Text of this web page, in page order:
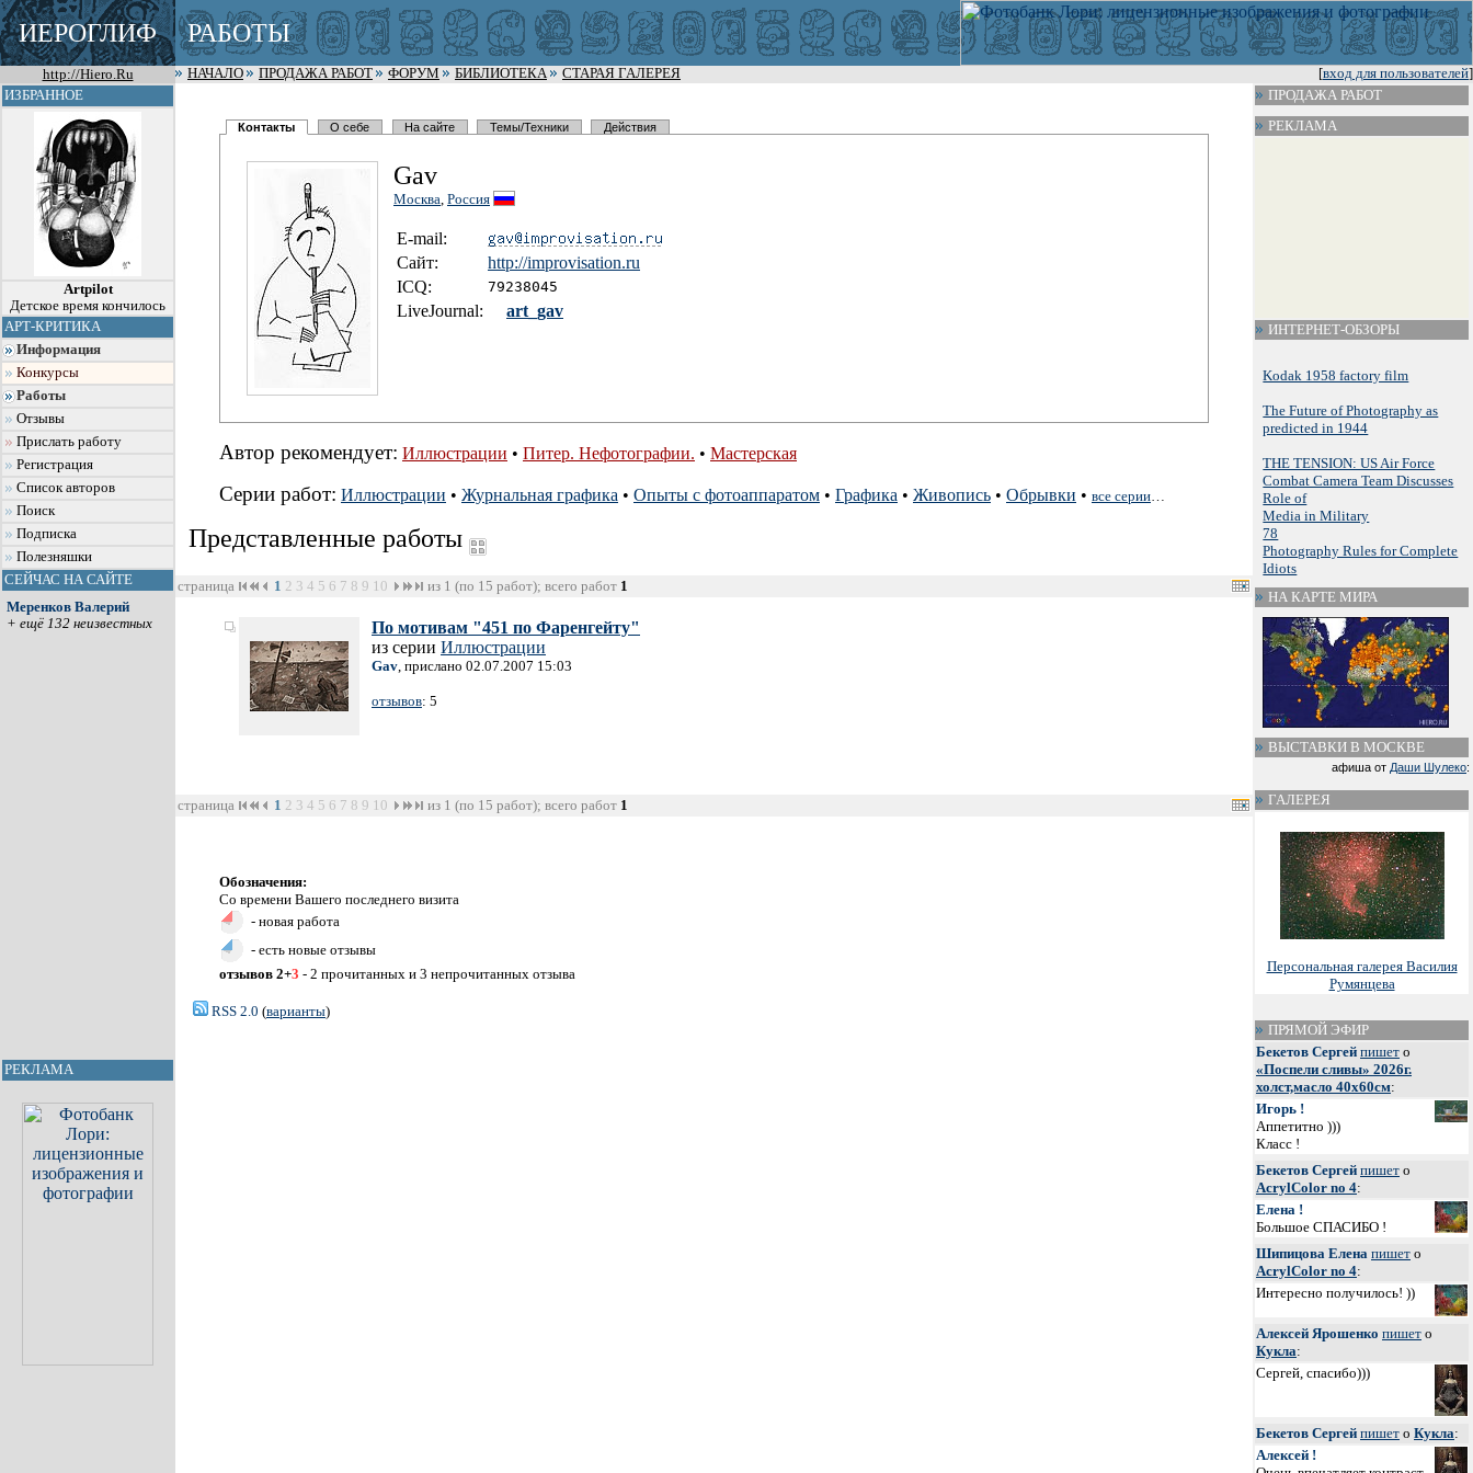
ИЕРОГЛИФ РАБОТЫ
http://Hiero.Ru [вход для пользователей]
НАЧАЛО ПРОДАЖА РАБОТ ФОРУМ БИБЛИОТЕКА
СТАРАЯ ГАЛЕРЕЯ
ИЗБРАННОЕ
Artpilot
Детское время кончилось
АРТ-КРИТИКА
Информация
Конкурсы
Работы
Отзывы
Прислать работу
Регистрация
Список авторов
Поиск
Подписка
Полезняшки
СЕЙЧАС НА САЙТЕ
Меренков Валерий
+ ещё 132 неизвестных
РЕКЛАМА
Контакты О себе На сайте Темы/Техники Действия
Gav
Москва, Россия
E-mail:
Сайт:
http://improvisation.ru
ICQ: 79238045
LiveJournal: art_gav
Автор рекомендует: Иллюстрации • Питер. Нефотографии. • Мастерская
Серии работ: Иллюстрации • Журнальная графика • Опыты с фотоаппаратом • Графика • Живопись • Обрывки • все серии…
Представленные работы
страница 1 2 3 4 5 6 7 8 9 10 из 1 (по 15 работ); всего работ 1
По мотивам "451 по Фаренгейту"
из серии Иллюстрации
Gav, прислано 02.07.2007 15:03
отзывов: 5
страница 1 2 3 4 5 6 7 8 9 10 из 1 (по 15 работ); всего работ 1
Обозначения:
Со времени Вашего последнего визита
- новая работа
- есть новые отзывы
отзывов 2+3 - 2 прочитанных и 3 непрочитанных отзыва
RSS 2.0 (варианты)
ПРОДАЖА РАБОТ
РЕКЛАМА
ИНТЕРНЕТ-ОБЗОРЫ
Kodak 1958 factory film
The Future of Photography as
predicted in 1944
THE TENSION: US Air Force
Combat Camera Team Discusses
Role of
Media in Military
78
Photography Rules for Complete
Idiots
НА КАРТЕ МИРА
ВЫСТАВКИ В МОСКВЕ
афиша от Даши Шулеко:
ГАЛЕРЕЯ
Персональная галерея Василия
Румянцева
ПРЯМОЙ ЭФИР
Бекетов Сергей пишет о
«Поспели сливы» 2026г.
холст,масло 40х60см:
Игорь !
Аппетитно )))
Класс !
Бекетов Сергей пишет о
AcrylColor no 4:
Елена !
Большое СПАСИБО !
Шипицова Елена пишет о
AcrylColor no 4:
Интересно получилось! ))
Алексей Ярошенко пишет о
Кукла:
Сергей, спасибо)))
Бекетов Сергей пишет о Кукла:
Алексей !